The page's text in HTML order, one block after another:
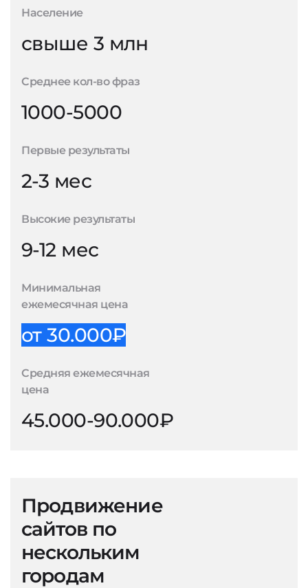
Население
свыше 3 млн
Среднее кол-во фраз
1000-5000
Первые результаты
2-3 мес
Высокие результаты
9-12 мес
Минимальная
ежемесячная цена
от 30.000₽
Средняя ежемесячная
цена
45.000-90.000₽
Продвижение
сайтов по
нескольким
городам